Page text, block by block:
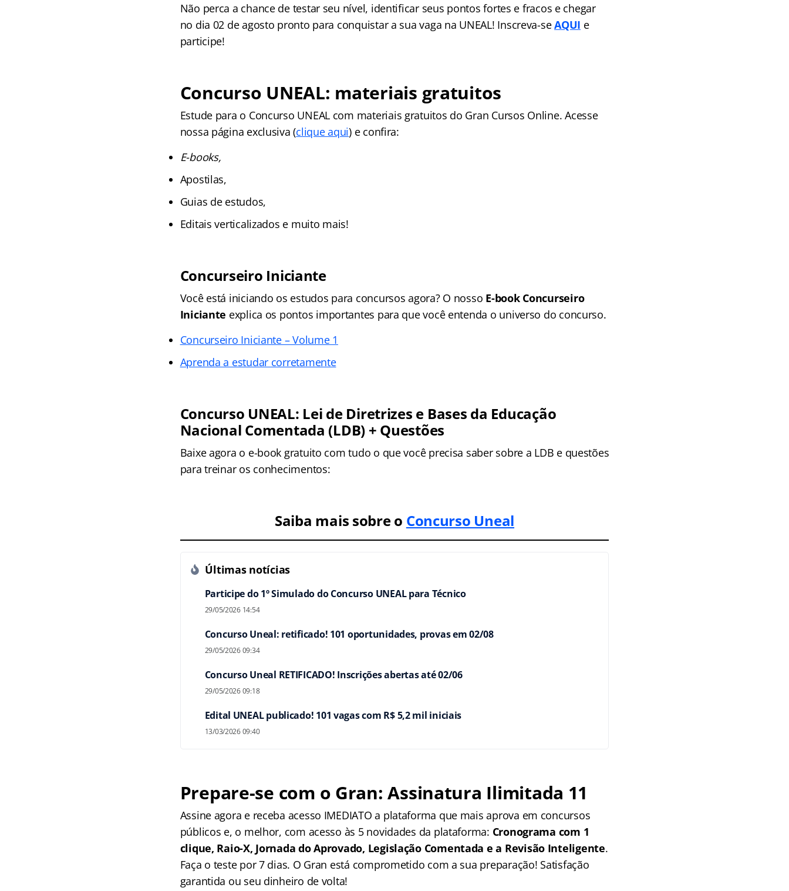
Não perca a chance de testar seu nível, identificar seus pontos fortes e fracos e chegar
no dia 02 de agosto pronto para conquistar a sua vaga na UNEAL! Inscreva-seAQUI e
participe!
Concurso UNEAL: materiais gratuitos
Estude para o Concurso UNEAL com materiais gratuitos do Gran Cursos Online. Acesse
nossa página exclusiva (clique aqui) e confira:
E-books,
Apostilas,
Guias de estudos,
Editais verticalizados e muito mais!
Concurseiro Iniciante
Você está iniciando os estudos para concursos agora? O nosso E-book Concurseiro
Iniciante explica os pontos importantes para que você entenda o universo do concurso.
Concurseiro Iniciante – Volume 1
Aprenda a estudar corretamente
Concurso UNEAL: Lei de Diretrizes e Bases da Educação
Nacional Comentada (LDB) + Questões
Baixe agora o e-book gratuito com tudo o que você precisa saber sobre a LDB e questões
para treinar os conhecimentos:
Saiba mais sobre o Concurso Uneal
Últimas notícias
Participe do 1º Simulado do Concurso UNEAL para Técnico
29/05/2026 14:54
Concurso Uneal: retificado! 101 oportunidades, provas em 02/08
29/05/2026 09:34
Concurso Uneal RETIFICADO! Inscrições abertas até 02/06
29/05/2026 09:18
Edital UNEAL publicado! 101 vagas com R$ 5,2 mil iniciais
13/03/2026 09:40
Prepare-se com o Gran: Assinatura Ilimitada 11
Assine agora e receba acesso IMEDIATO a plataforma que mais aprova em concursos
públicos e, o melhor, com acesso às 5 novidades da plataforma: Cronograma com 1
clique, Raio-X, Jornada do Aprovado, Legislação Comentada e a Revisão Inteligente.
Faça o teste por 7 dias. O Gran está comprometido com a sua preparação! Satisfação
garantida ou seu dinheiro de volta!